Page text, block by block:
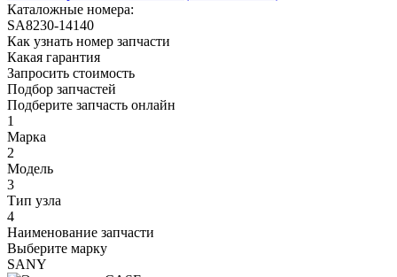
Каталожные номера:
SA8230-14140
Как узнать номер запчасти
Какая гарантия
Запросить стоимость
Подбор запчастей
Подберите запчасть онлайн
1
Марка
2
Модель
3
Тип узла
4
Наименование запчасти
Выберите марку
SANY